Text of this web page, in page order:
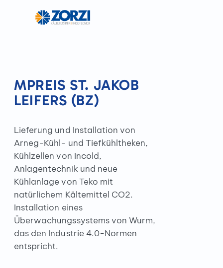
MPREIS ST. JAKOB
LEIFERS (BZ)
Lieferung und Installation von
Arneg-Kühl- und Tiefkühltheken,
Kühlzellen von Incold,
Anlagentechnik und neue
Kühlanlage von Teko mit
natürlichem Kältemittel CO2.
Installation eines
Überwachungssystems von Wurm,
das den Industrie 4.0-Normen
entspricht.